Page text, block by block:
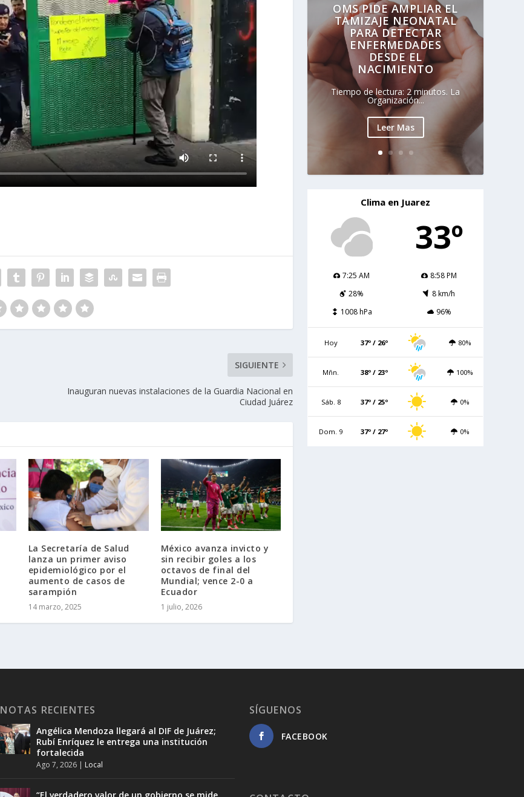
SIGUIENTE
Inauguran nuevas instalaciones de la Guardia Nacional en
Ciudad Juárez
La Secretaría de Salud
lanza un primer aviso
epidemiológico por el
aumento de casos de
sarampión
14 marzo, 2025
México avanza invicto y
sin recibir goles a los
octavos de final del
Mundial; vence 2-0 a
Ecuador
1 julio, 2026
OMS PIDE AMPLIAR EL
TAMIZAJE NEONATAL
PARA DETECTAR
ENFERMEDADES
DESDE EL
NACIMIENTO
Tiempo de lectura: 2 minutos. La
Organización...
Leer Mas
Clima en Juarez
33º
7:25 AM
8:58 PM
28%
8 km/h
1008 hPa
96%
Hoy 37º / 26º 80%
Mñn. 38º / 23º 100%
Sáb. 8 37º / 25º 0%
Dom. 9 37º / 27º 0%
NOTAS RECIENTES
Angélica Mendoza llegará al DIF de Juárez;
Rubí Enríquez le entrega una institución
fortalecida
Ago 7, 2026 | Local
SÍGUENOS
FACEBOOK